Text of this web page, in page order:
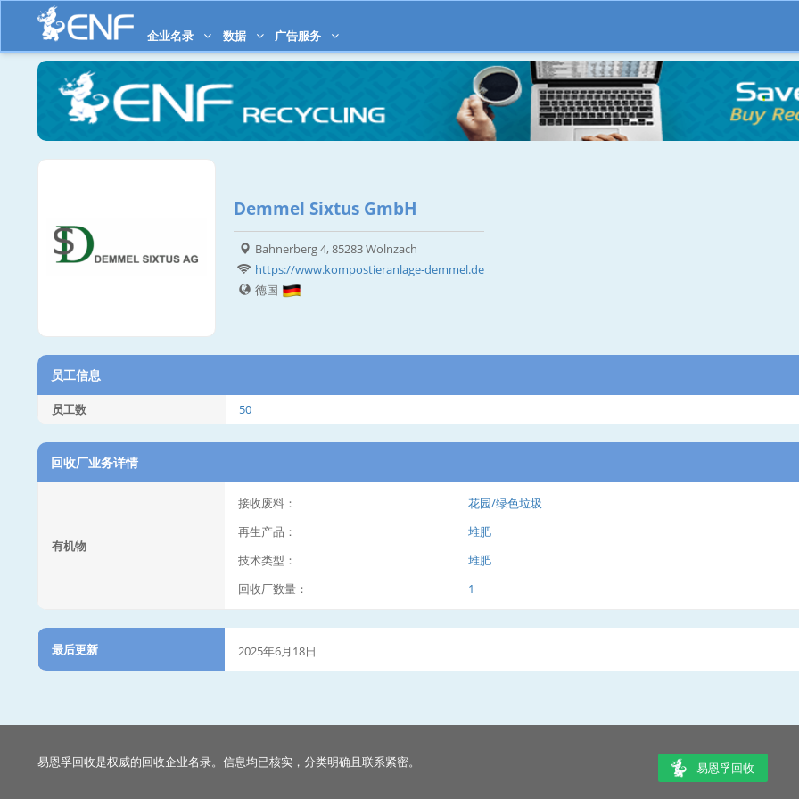
企业名录 数据 广告服务
Demmel Sixtus GmbH
Bahnerberg 4, 85283 Wolnzach
https://www.kompostieranlage-demmel.de
德国
员工信息
员工数 50
回收厂业务详情
有机物
接收废料：
花园/绿色垃圾
再生产品：
堆肥
技术类型：
堆肥
回收厂数量：
1
最后更新 2025年6月18日
易恩孚回收是权威的回收企业名录。信息均已核实，分类明确且联系紧密。 易恩孚回收